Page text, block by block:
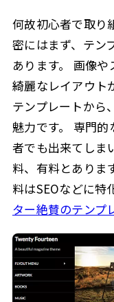
何故初心者で取り
密にはまず、テン
あります。 画像や
綺麗なレイアウト
テンプレートから
魅力です。 専門
者でも出来てしま
料、有料とありま
料はSEOなどに特
ター絶賛のテンプ